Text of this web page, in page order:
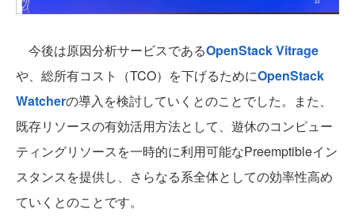
今後は原因分析サービスであるOpenStack Vitrage
や、総所有コスト（TCO）を下げるためにOpenStack
Watcherの導入を検討していくとのことでした。また、
既存リソースの有効活用方法として、遊休のコンピュー
ティングリソースを一時的に利用可能なPreemptibleイン
スタンスを提供し、さらなる系全体としての効率性高め
ていくとのことです。